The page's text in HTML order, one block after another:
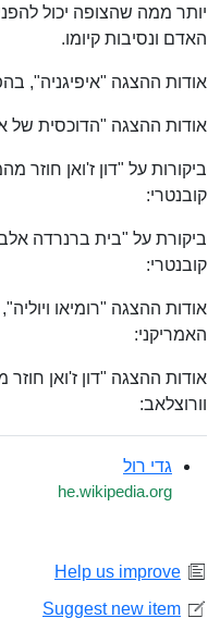
יותר ממה שהצופה יכול
האדם ונסיבות קיומו.
אודות ההצגה "איפיגניה",
אודות ההצגה "הדוכסית של
ביקורות על "דון ז'ואן
קובנטרי:
ביקורת על "בית ברנרדה
קובנטרי:
אודות ההצגה "רומיאו
האמריקני:
אודות ההצגה "דון ז'ואן
וורוצלאב:
גדי רול
he.wikipedia.org
Help us improve
Suggest new item